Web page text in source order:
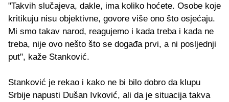
"Takvih slučajeva, dakle, ima koliko hoćete. Osobe koje
kritikuju nisu objektivne, govore više ono što osjećaju.
Mi smo takav narod, reagujemo i kada treba i kada ne
treba, nije ovo nešto što se događa prvi, a ni posljednji
put", kaže Stanković.
Stanković je rekao i kako ne bi bilo dobro da klupu
Srbije napusti Dušan Ivković, ali da je situacija takva